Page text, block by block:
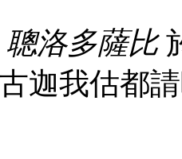
聰洛多薩比
迦我估都